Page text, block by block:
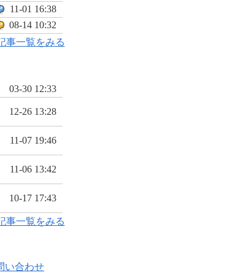
11-01 16:38
08-14 10:32
事一覧をみる
03-30 12:33
12-26 13:28
11-07 19:46
11-06 13:42
10-17 17:43
事一覧をみる
い合わせ